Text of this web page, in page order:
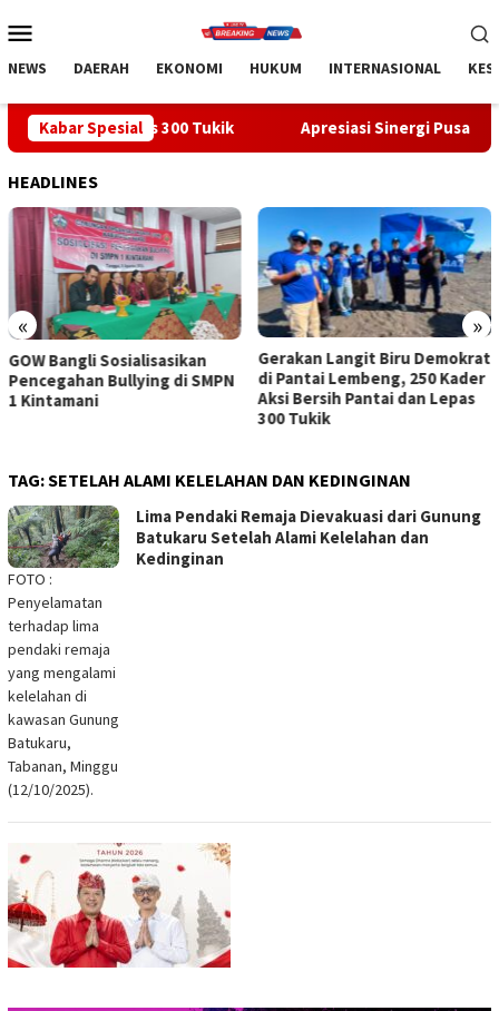
ke
Mobile
NEWS DAERAH EKONOMI HUKUM INTERNASIONAL
Kabar Spesial
Lepas 300 Tukik Apresiasi Sinergi Pusat-Daerah,
HEADLINES
« »
Gerakan Langit Biru Demokrat
di Pantai Lembeng, 250 Kader
Aksi Bersih Pantai dan Lepas
Apresiasi Sinergi Pusat-
Daerah, Bupati Bangli Buka
Sosialisasi RUU Satu Data
Indonesia
TAG:SETELAH ALAMI KELELAHAN DAN KEDINGINAN
FOTO :
Penyelamatan
terhadap lima
pendaki remaja
yang mengalami
kelelahan di
kawasan Gunung
Batukaru,
Tabanan, Minggu
(12/10/2025).
Lima Pendaki Remaja Dievakuasi dari Gunung
Batukaru Setelah Alami Kelelahan dan
Kedinginan